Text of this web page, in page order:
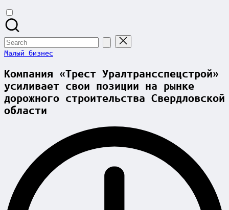
Search
for:
Posted
Малый бизнес
Компания «Трест Уралтрансспецстрой»
усиливает свои позиции на рынке
дорожного строительства Свердловской
области